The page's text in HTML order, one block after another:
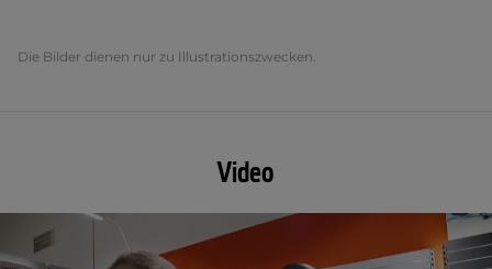
Die Bilder dienen nur zu Illustrationszwecken.
Video